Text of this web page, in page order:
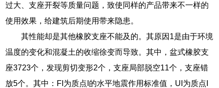
过大、支座开裂等质量问题，致使同样的产品带来不一样的
使用效果，给建筑后期使用带来隐患。
其性能却是其他橡胶支座不能及的。其原因1是由于环境
温度的变化和混凝土的收缩徐变而导致。其中，盆式橡胶支
座3723个，发现剪切变形2个，支座局部脱空11个，支座错
放5个。其中：FI为质点I的水平地震作用标准值，UI为质点I